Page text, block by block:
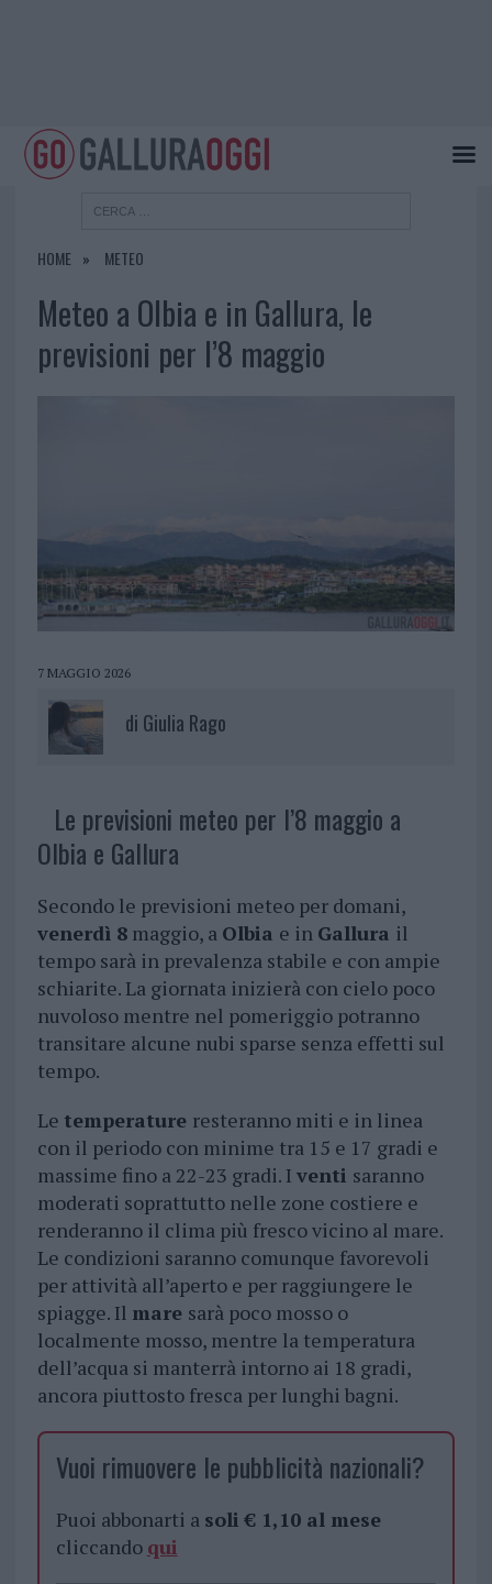
HOME METEO
Meteo a Olbia e in Gallura, le
previsioni per l’8 maggio
7 MAGGIO 2026
di Giulia Rago
Le previsioni meteo per l’8 maggio a
Olbia e Gallura
Secondo le previsioni meteo per domani,
venerdì 8maggio, a Olbia e in Gallura il
tempo sarà in prevalenza stabile e con ampie
schiarite. La giornata inizierà con cielo poco
nuvoloso mentre nel pomeriggio potranno
transitare alcune nubi sparse senza effetti sul
tempo.
Le temperature resteranno miti e in linea
con il periodo con minime tra 15 e 17 gradi e
massime fino a 22-23 gradi. I venti saranno
moderati soprattutto nelle zone costiere e
renderanno il clima più fresco vicino al mare.
Le condizioni saranno comunque favorevoli
per attività all’aperto e per raggiungere le
spiagge. Il mare sarà poco mosso o
localmente mosso, mentre la temperatura
dell’acqua si manterrà intorno ai 18 gradi,
ancora piuttosto fresca per lunghi bagni.
Vuoi rimuovere le pubblicità nazionali?
Puoi abbonarti a soli € 1,10 al mese
cliccando qui